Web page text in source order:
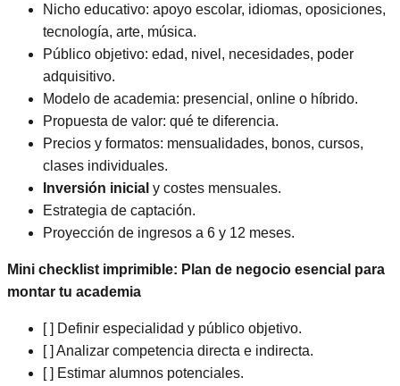
Nicho educativo: apoyo escolar, idiomas, oposiciones,
tecnología, arte, música.
Público objetivo: edad, nivel, necesidades, poder
adquisitivo.
Modelo de academia: presencial, online o híbrido.
Propuesta de valor: qué te diferencia.
Precios y formatos: mensualidades, bonos, cursos,
clases individuales.
Inversión inicial y costes mensuales.
Estrategia de captación.
Proyección de ingresos a 6 y 12 meses.
Mini checklist imprimible: Plan de negocio esencial para
montar tu academia
[ ] Definir especialidad y público objetivo.
[ ] Analizar competencia directa e indirecta.
[ ] Estimar alumnos potenciales.